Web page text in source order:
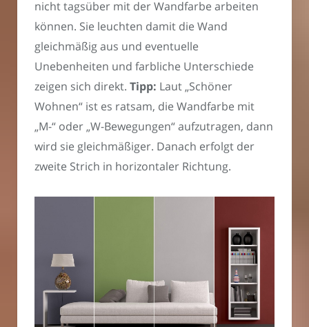
nicht tagsüber mit der Wandfarbe arbeiten
können. Sie leuchten damit die Wand
gleichmäßig aus und eventuelle
Unebenheiten und farbliche Unterschiede
zeigen sich direkt. Tipp: Laut „Schöner
Wohnen“ ist es ratsam, die Wandfarbe mit
„M-“ oder „W-Bewegungen“ aufzutragen, dann
wird sie gleichmäßiger. Danach erfolgt der
zweite Strich in horizontaler Richtung.